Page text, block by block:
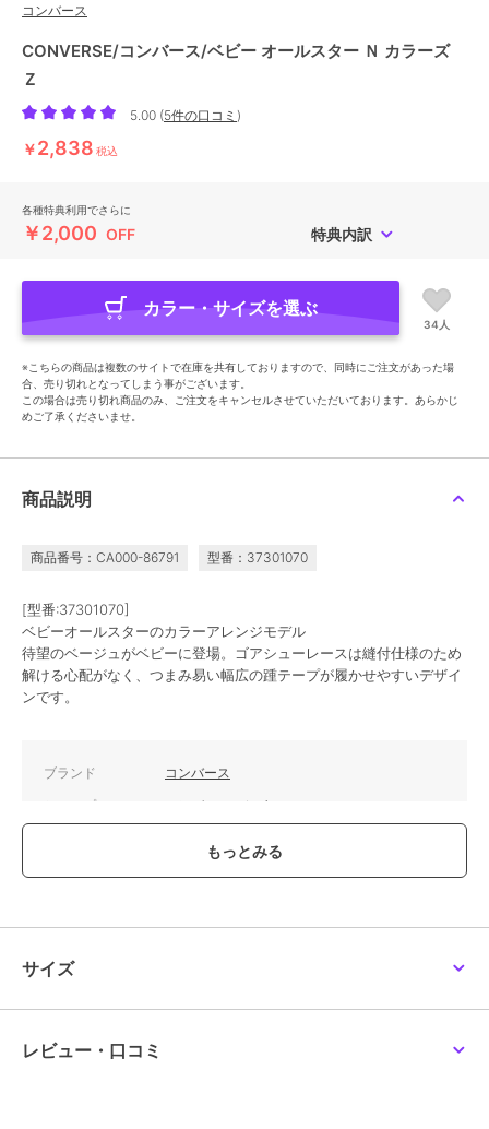
コンバース
CONVERSE/コンバース/ベビー オールスター Ｎ カラーズ
Ｚ
5.00 (5件の口コミ )
￥2,838 税込
各種特典利用でさらに
￥2,000 OFF 特典内訳
カラー・サイズを選ぶ
34人
※こちらの商品は複数のサイトで在庫を共有しておりますので、同時にご注文があった場
合、売り切れとなってしまう事がございます。
この場合は売り切れ商品のみ、ご注文をキャンセルさせていただいております。あらかじ
めご了承くださいませ。
商品説明
商品番号：CA000-86791 型番：37301070
[型番:37301070]
ベビーオールスターのカラーアレンジモデル
待望のベージュがベビーに登場。ゴアシューレースは縫付仕様のため
解ける心配がなく、つまみ易い幅広の踵テープが履かせやすいデザイ
ンです。
ブランド コンバース
ショップ コンバース ／ イーエス
サイズ
レビュー・口コミ